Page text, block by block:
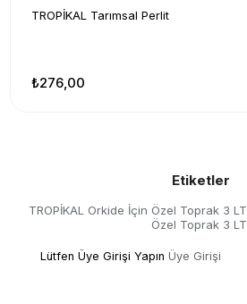
TROPİKAL Tarımsal Perlit
₺276,00
Etiketler
TROPİKAL Orkide İçin Özel Toprak 3 LT
Özel Toprak 3 LT
Lütfen Üye Girişi Yapın Üye Girişi